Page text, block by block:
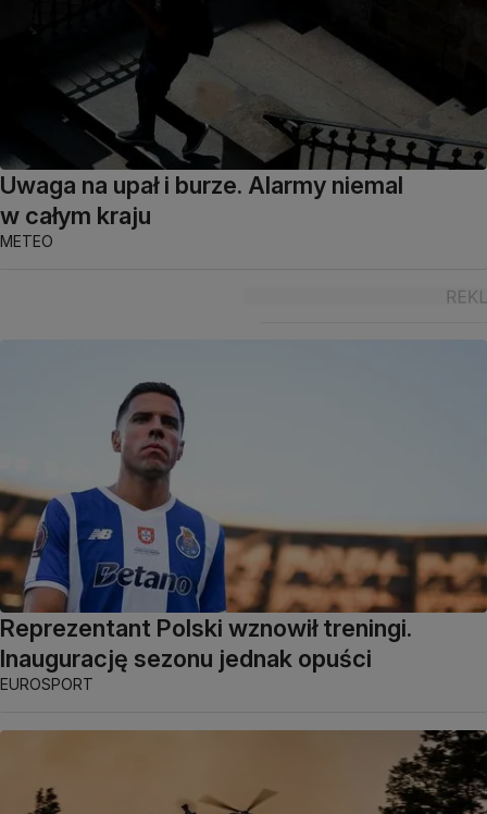
Uwaga na upał i burze. Alarmy niemal
w całym kraju
METEO
Reprezentant Polski wznowił treningi.
Inaugurację sezonu jednak opuści
EUROSPORT